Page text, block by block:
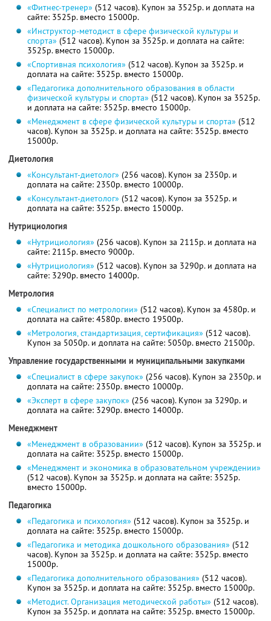
«Фитнес-тренер» (512 часов). Купон за 3525р. и доплата на
сайте: 3525р. вместо 15000р.
«Инструктор-методист в сфере физической культуры и
спорта» (512 часов). Купон за 3525р. и доплата на сайте:
3525р. вместо 15000р.
«Спортивная психология» (512 часов). Купон за 3525р. и
доплата на сайте: 3525р. вместо 15000р.
«Педагогика дополнительного образования в области
физической культуры и спорта» (512 часов). Купон за 3525р.
и доплата на сайте: 3525р. вместо 15000р.
«Менеджмент в сфере физической культуры и спорта» (512
часов). Купон за 3525р. и доплата на сайте: 3525р. вместо
15000р.
Диетология
«Консультант-диетолог» (256 часов). Купон за 2350р. и
доплата на сайте: 2350р. вместо 10000р.
«Консультант-диетолог» (512 часов). Купон за 3525р. и
доплата на сайте: 3525р. вместо 15000р.
Нутрициология
«Нутрициология» (256 часов). Купон за 2115р. и доплата на
сайте: 2115р. вместо 9000р.
«Нутрициология» (512 часов). Купон за 3290р. и доплата на
сайте: 3290р. вместо 14000р.
Метрология
«Специалист по метрологии» (512 часов). Купон за 4580р. и
доплата на сайте: 4580р. вместо 19500р.
«Метрология, стандартизация, сертификация» (512 часов).
Купон за 5050р. и доплата на сайте: 5050р. вместо 21500р.
Управление государственными и муниципальными закупками
«Специалист в сфере закупок» (256 часов). Купон за 2350р. и
доплата на сайте: 2350р. вместо 10000р.
«Эксперт в сфере закупок» (256 часов). Купон за 3290р. и
доплата на сайте: 3290р. вместо 14000р.
Менеджмент
«Менеджмент в образовании» (512 часов). Купон за 3525р. и
доплата на сайте: 3525р. вместо 15000р.
«Менеджмент и экономика в образовательном учреждении»
(512 часов). Купон за 3525р. и доплата на сайте: 3525р.
вместо 15000р.
Педагогика
«Педагогика и психология» (512 часов). Купон за 3525р. и
доплата на сайте: 3525р. вместо 15000р.
«Педагогика и методика дошкольного образования» (512
часов). Купон за 3525р. и доплата на сайте: 3525р. вместо
15000р.
«Педагогика дополнительного образования» (512 часов).
Купон за 3525р. и доплата на сайте: 3525р. вместо 15000р.
«Методист. Организация методической работы» (512 часов).
Купон за 3525р. и доплата на сайте: 3525р. вместо 15000р.